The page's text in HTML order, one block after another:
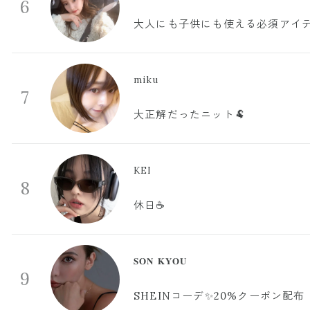
6
大人にも子供にも使える必須アイ
7
miku
大正解だったニット🐏
8
KEI
休日☕️
9
𝐒𝐎𝐍 𝐊𝐘𝐎𝐔
SHEINコーデ✨20%クーポン配布